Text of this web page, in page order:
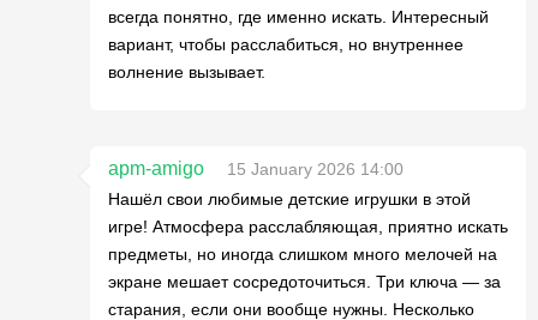
всегда понятно, где именно искать. Интересный
вариант, чтобы расслабиться, но внутреннее
волнение вызывает.
apm-amigo
15 January 2026 14:00
Нашёл свои любимые детские игрушки в этой
игре! Атмосфера расслабляющая, приятно искать
предметы, но иногда слишком много мелочей на
экране мешает сосредоточиться. Три ключа — за
старания, если они вообще нужны. Несколько